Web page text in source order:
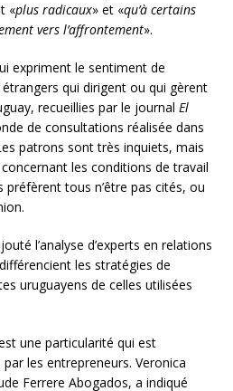
«plus radicaux» et «qu’à certains
vers l’affrontement».
expriment le sentiment de
qui dirigent ou qui gèrent
recueillies par le journal El
de consultations réalisée dans
patrons sont très inquiets, mais
les conditions de travail
préfèrent tous n’être pas cités, ou
l’analyse d’experts en relations
les stratégies de
uruguayens de celles utilisées
une particularité qui est
les entrepreneurs. Veronica
Ferrere Abogados, a indiqué